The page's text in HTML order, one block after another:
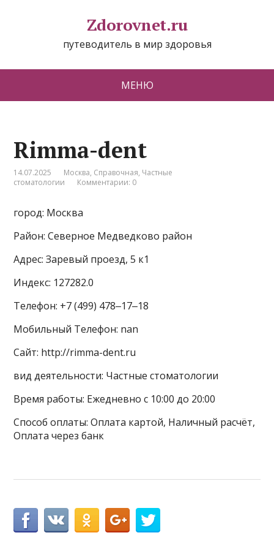
Zdorovnet.ru
путеводитель в мир здоровья
МЕНЮ
Rimma-dent
14.07.2025 Москва, Справочная, Частные
стоматологии
Комментарии: 0
город: Москва
Район: Северное Медведково район
Адрес: Заревый проезд, 5 к1
Индекс: 127282.0
Телефон: +7 (499) 478‒17‒18
Мобильный Телефон: nan
Сайт: http://rimma-dent.ru
вид деятельности: Частные стоматологии
Время работы: Ежедневно с 10:00 до 20:00
Способ оплаты: Оплата картой, Наличный расчёт,
Оплата через банк